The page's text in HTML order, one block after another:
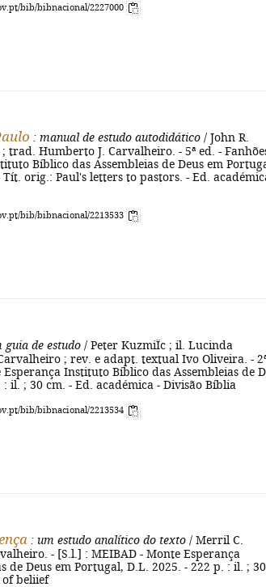
bib/bibnacional/2227000
: manual de estudo autodidático / John R.
trad. Humberto J. Carvalheiro. - 5ª ed. -
Bíblico das Assembleias de Deus em
orig.: Paul's letters to pastors. - Ed.
bib/bibnacional/2213533
guia de estudo / Peter KuzmiÏc ; il. Lucinda
; rev. e adapt. textual Ivo Oliveira. -
Instituto Bíblico das Assembleias de
il. ; 30 cm. - Ed. académica - Divisão Bíblia
bib/bibnacional/2213534
: um estudo analítico do texto / Merril C.
- [S.l.] : MEIBAD - Monte Esperança
de Deus em Portugal, D.L. 2025. - 222 p. : il. ; 30
of beliief